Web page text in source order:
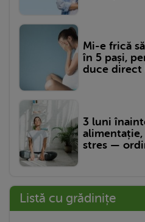
Mi-e frică
în 5 pași,
duce direct
3 luni
alimentație,
stres —
Listă cu grădinițe